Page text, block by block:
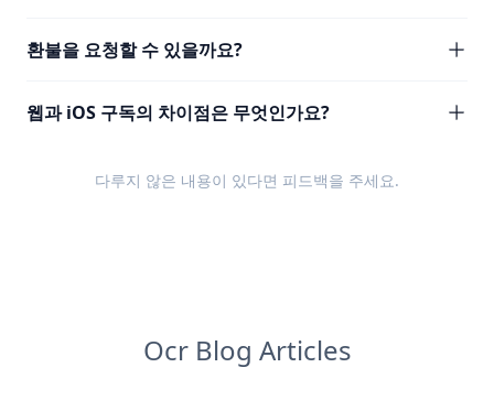
환불을 요청할 수 있을까요?
웹과 iOS 구독의 차이점은 무엇인가요?
다루지 않은 내용이 있다면 피드백을 주세요.
Ocr Blog Articles